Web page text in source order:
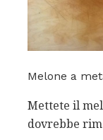
Melone a
Mettete il
dovrebbe